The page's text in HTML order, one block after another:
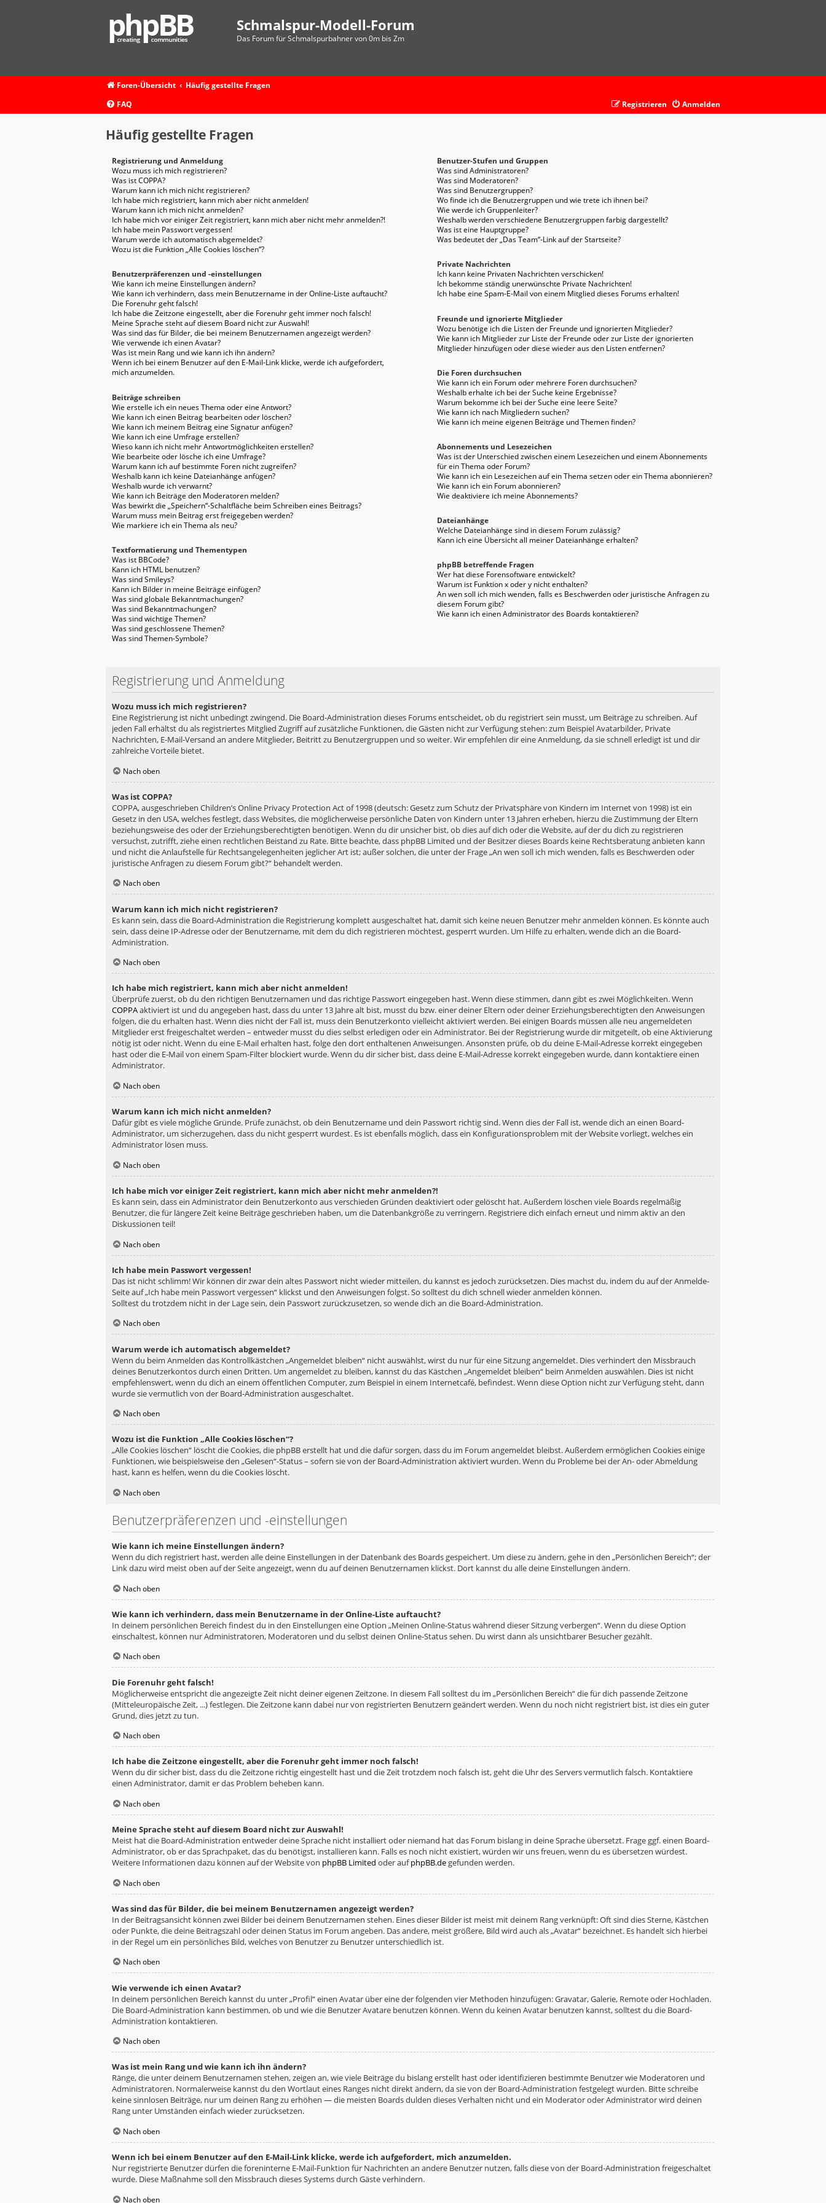
Schmalspur-Modell-Forum
Das Forum für Schmalspurbahner von 0m bis Zm
Foren-Übersicht
Häufig gestellte Fragen
FAQ
Anmelden
Registrieren
Häufig gestellte Fragen
Registrierung und Anmeldung
Wozu muss ich mich registrieren?
Was ist COPPA?
Warum kann ich mich nicht registrieren?
Ich habe mich registriert, kann mich aber nicht anmelden!
Warum kann ich mich nicht anmelden?
Ich habe mich vor einiger Zeit registriert, kann mich aber nicht mehr anmelden?!
Ich habe mein Passwort vergessen!
Warum werde ich automatisch abgemeldet?
Wozu ist die Funktion „Alle Cookies löschen“?
Benutzerpräferenzen und -einstellungen
Wie kann ich meine Einstellungen ändern?
Wie kann ich verhindern, dass mein Benutzername in der Online-Liste auftaucht?
Die Forenuhr geht falsch!
Ich habe die Zeitzone eingestellt, aber die Forenuhr geht immer noch falsch!
Meine Sprache steht auf diesem Board nicht zur Auswahl!
Was sind das für Bilder, die bei meinem Benutzernamen angezeigt werden?
Wie verwende ich einen Avatar?
Was ist mein Rang und wie kann ich ihn ändern?
Wenn ich bei einem Benutzer auf den E-Mail-Link klicke, werde ich aufgefordert,
mich anzumelden.
Beiträge schreiben
Wie erstelle ich ein neues Thema oder eine Antwort?
Wie kann ich einen Beitrag bearbeiten oder löschen?
Wie kann ich meinem Beitrag eine Signatur anfügen?
Wie kann ich eine Umfrage erstellen?
Wieso kann ich nicht mehr Antwortmöglichkeiten erstellen?
Wie bearbeite oder lösche ich eine Umfrage?
Warum kann ich auf bestimmte Foren nicht zugreifen?
Weshalb kann ich keine Dateianhänge anfügen?
Weshalb wurde ich verwarnt?
Wie kann ich Beiträge den Moderatoren melden?
Was bewirkt die „Speichern“-Schaltfläche beim Schreiben eines Beitrags?
Warum muss mein Beitrag erst freigegeben werden?
Wie markiere ich ein Thema als neu?
Textformatierung und Thementypen
Was ist BBCode?
Kann ich HTML benutzen?
Was sind Smileys?
Kann ich Bilder in meine Beiträge einfügen?
Was sind globale Bekanntmachungen?
Was sind Bekanntmachungen?
Was sind wichtige Themen?
Was sind geschlossene Themen?
Was sind Themen-Symbole?
Benutzer-Stufen und Gruppen
Was sind Administratoren?
Was sind Moderatoren?
Was sind Benutzergruppen?
Wo finde ich die Benutzergruppen und wie trete ich ihnen bei?
Wie werde ich Gruppenleiter?
Weshalb werden verschiedene Benutzergruppen farbig dargestellt?
Was ist eine Hauptgruppe?
Was bedeutet der „Das Team“-Link auf der Startseite?
Private Nachrichten
Ich kann keine Privaten Nachrichten verschicken!
Ich bekomme ständig unerwünschte Private Nachrichten!
Ich habe eine Spam-E-Mail von einem Mitglied dieses Forums erhalten!
Freunde und ignorierte Mitglieder
Wozu benötige ich die Listen der Freunde und ignorierten Mitglieder?
Wie kann ich Mitglieder zur Liste der Freunde oder zur Liste der ignorierten
Mitglieder hinzufügen oder diese wieder aus den Listen entfernen?
Die Foren durchsuchen
Wie kann ich ein Forum oder mehrere Foren durchsuchen?
Weshalb erhalte ich bei der Suche keine Ergebnisse?
Warum bekomme ich bei der Suche eine leere Seite?
Wie kann ich nach Mitgliedern suchen?
Wie kann ich meine eigenen Beiträge und Themen finden?
Abonnements und Lesezeichen
Was ist der Unterschied zwischen einem Lesezeichen und einem Abonnements
für ein Thema oder Forum?
Wie kann ich ein Lesezeichen auf ein Thema setzen oder ein Thema abonnieren?
Wie kann ich ein Forum abonnieren?
Wie deaktiviere ich meine Abonnements?
Dateianhänge
Welche Dateianhänge sind in diesem Forum zulässig?
Kann ich eine Übersicht all meiner Dateianhänge erhalten?
phpBB betreffende Fragen
Wer hat diese Forensoftware entwickelt?
Warum ist Funktion x oder y nicht enthalten?
An wen soll ich mich wenden, falls es Beschwerden oder juristische Anfragen zu
diesem Forum gibt?
Wie kann ich einen Administrator des Boards kontaktieren?
Registrierung und Anmeldung
Wozu muss ich mich registrieren?
Eine Registrierung ist nicht unbedingt zwingend. Die Board-Administration dieses Forums entscheidet, ob du registriert sein musst, um Beiträge zu schreiben. Auf
jeden Fall erhältst du als registriertes Mitglied Zugriff auf zusätzliche Funktionen, die Gästen nicht zur Verfügung stehen: zum Beispiel Avatarbilder, Private
Nachrichten, E-Mail-Versand an andere Mitglieder, Beitritt zu Benutzergruppen und so weiter. Wir empfehlen dir eine Anmeldung, da sie schnell erledigt ist und dir
zahlreiche Vorteile bietet.
Nach oben
Was ist COPPA?
COPPA, ausgeschrieben Children’s Online Privacy Protection Act of 1998 (deutsch: Gesetz zum Schutz der Privatsphäre von Kindern im Internet von 1998) ist ein
Gesetz in den USA, welches festlegt, dass Websites, die möglicherweise persönliche Daten von Kindern unter 13 Jahren erheben, hierzu die Zustimmung der Eltern
beziehungsweise des oder der Erziehungsberechtigten benötigen. Wenn du dir unsicher bist, ob dies auf dich oder die Website, auf der du dich zu registrieren
versuchst, zutrifft, ziehe einen rechtlichen Beistand zu Rate. Bitte beachte, dass phpBB Limited und der Besitzer dieses Boards keine Rechtsberatung anbieten kann
und nicht die Anlaufstelle für Rechtsangelegenheiten jeglicher Art ist; außer solchen, die unter der Frage „An wen soll ich mich wenden, falls es Beschwerden oder
juristische Anfragen zu diesem Forum gibt?“ behandelt werden.
Nach oben
Warum kann ich mich nicht registrieren?
Es kann sein, dass die Board-Administration die Registrierung komplett ausgeschaltet hat, damit sich keine neuen Benutzer mehr anmelden können. Es könnte auch
sein, dass deine IP-Adresse oder der Benutzername, mit dem du dich registrieren möchtest, gesperrt wurden. Um Hilfe zu erhalten, wende dich an die Board-
Administration.
Nach oben
Ich habe mich registriert, kann mich aber nicht anmelden!
Überprüfe zuerst, ob du den richtigen Benutzernamen und das richtige Passwort eingegeben hast. Wenn diese stimmen, dann gibt es zwei Möglichkeiten. Wenn
COPPAaktiviert ist und du angegeben hast, dass du unter 13 Jahre alt bist, musst du bzw. einer deiner Eltern oder deiner Erziehungsberechtigten den Anweisungen
folgen, die du erhalten hast. Wenn dies nicht der Fall ist, muss dein Benutzerkonto vielleicht aktiviert werden. Bei einigen Boards müssen alle neu angemeldeten
Mitglieder erst freigeschaltet werden – entweder musst du dies selbst erledigen oder ein Administrator. Bei der Registrierung wurde dir mitgeteilt, ob eine Aktivierung
nötig ist oder nicht. Wenn du eine E-Mail erhalten hast, folge den dort enthaltenen Anweisungen. Ansonsten prüfe, ob du deine E-Mail-Adresse korrekt eingegeben
hast oder die E-Mail von einem Spam-Filter blockiert wurde. Wenn du dir sicher bist, dass deine E-Mail-Adresse korrekt eingegeben wurde, dann kontaktiere einen
Administrator.
Nach oben
Warum kann ich mich nicht anmelden?
Dafür gibt es viele mögliche Gründe. Prüfe zunächst, ob dein Benutzername und dein Passwort richtig sind. Wenn dies der Fall ist, wende dich an einen Board-
Administrator, um sicherzugehen, dass du nicht gesperrt wurdest. Es ist ebenfalls möglich, dass ein Konfigurationsproblem mit der Website vorliegt, welches ein
Administrator lösen muss.
Nach oben
Ich habe mich vor einiger Zeit registriert, kann mich aber nicht mehr anmelden?!
Es kann sein, dass ein Administrator dein Benutzerkonto aus verschieden Gründen deaktiviert oder gelöscht hat. Außerdem löschen viele Boards regelmäßig
Benutzer, die für längere Zeit keine Beiträge geschrieben haben, um die Datenbankgröße zu verringern. Registriere dich einfach erneut und nimm aktiv an den
Diskussionen teil!
Nach oben
Ich habe mein Passwort vergessen!
Das ist nicht schlimm! Wir können dir zwar dein altes Passwort nicht wieder mitteilen, du kannst es jedoch zurücksetzen. Dies machst du, indem du auf der Anmelde-
Seite auf „Ich habe mein Passwort vergessen“ klickst und den Anweisungen folgst. So solltest du dich schnell wieder anmelden können.
Solltest du trotzdem nicht in der Lage sein, dein Passwort zurückzusetzen, so wende dich an die Board-Administration.
Nach oben
Warum werde ich automatisch abgemeldet?
Wenn du beim Anmelden das Kontrollkästchen „Angemeldet bleiben“ nicht auswählst, wirst du nur für eine Sitzung angemeldet. Dies verhindert den Missbrauch
deines Benutzerkontos durch einen Dritten. Um angemeldet zu bleiben, kannst du das Kästchen „Angemeldet bleiben“ beim Anmelden auswählen. Dies ist nicht
empfehlenswert, wenn du dich an einem öffentlichen Computer, zum Beispiel in einem Internetcafé, befindest. Wenn diese Option nicht zur Verfügung steht, dann
wurde sie vermutlich von der Board-Administration ausgeschaltet.
Nach oben
Wozu ist die Funktion „Alle Cookies löschen“?
„Alle Cookies löschen“ löscht die Cookies, die phpBB erstellt hat und die dafür sorgen, dass du im Forum angemeldet bleibst. Außerdem ermöglichen Cookies einige
Funktionen, wie beispielsweise den „Gelesen“-Status – sofern sie von der Board-Administration aktiviert wurden. Wenn du Probleme bei der An- oder Abmeldung
hast, kann es helfen, wenn du die Cookies löscht.
Nach oben
Benutzerpräferenzen und -einstellungen
Wie kann ich meine Einstellungen ändern?
Wenn du dich registriert hast, werden alle deine Einstellungen in der Datenbank des Boards gespeichert. Um diese zu ändern, gehe in den „Persönlichen Bereich“; der
Link dazu wird meist oben auf der Seite angezeigt, wenn du auf deinen Benutzernamen klickst. Dort kannst du alle deine Einstellungen ändern.
Nach oben
Wie kann ich verhindern, dass mein Benutzername in der Online-Liste auftaucht?
In deinem persönlichen Bereich findest du in den Einstellungen eine Option „Meinen Online-Status während dieser Sitzung verbergen“. Wenn du diese Option
einschaltest, können nur Administratoren, Moderatoren und du selbst deinen Online-Status sehen. Du wirst dann als unsichtbarer Besucher gezählt.
Nach oben
Die Forenuhr geht falsch!
Möglicherweise entspricht die angezeigte Zeit nicht deiner eigenen Zeitzone. In diesem Fall solltest du im „Persönlichen Bereich“ die für dich passende Zeitzone
(Mitteleuropäische Zeit, ...) festlegen. Die Zeitzone kann dabei nur von registrierten Benutzern geändert werden. Wenn du noch nicht registriert bist, ist dies ein guter
Grund, dies jetzt zu tun.
Nach oben
Ich habe die Zeitzone eingestellt, aber die Forenuhr geht immer noch falsch!
Wenn du dir sicher bist, dass du die Zeitzone richtig eingestellt hast und die Zeit trotzdem noch falsch ist, geht die Uhr des Servers vermutlich falsch. Kontaktiere
einen Administrator, damit er das Problem beheben kann.
Nach oben
Meine Sprache steht auf diesem Board nicht zur Auswahl!
Meist hat die Board-Administration entweder deine Sprache nicht installiert oder niemand hat das Forum bislang in deine Sprache übersetzt. Frage ggf. einen Board-
Administrator, ob er das Sprachpaket, das du benötigst, installieren kann. Falls es noch nicht existiert, würden wir uns freuen, wenn du es übersetzen würdest.
Weitere Informationen dazu können auf der Website von phpBB Limited oder aufphpBB.degefunden werden.
Nach oben
Was sind das für Bilder, die bei meinem Benutzernamen angezeigt werden?
In der Beitragsansicht können zwei Bilder bei deinem Benutzernamen stehen. Eines dieser Bilder ist meist mit deinem Rang verknüpft: Oft sind dies Sterne, Kästchen
oder Punkte, die deine Beitragszahl oder deinen Status im Forum angeben. Das andere, meist größere, Bild wird auch als „Avatar“ bezeichnet. Es handelt sich hierbei
in der Regel um ein persönliches Bild, welches von Benutzer zu Benutzer unterschiedlich ist.
Nach oben
Wie verwende ich einen Avatar?
In deinem persönlichen Bereich kannst du unter „Profil“ einen Avatar über eine der folgenden vier Methoden hinzufügen: Gravatar, Galerie, Remote oder Hochladen.
Die Board-Administration kann bestimmen, ob und wie die Benutzer Avatare benutzen können. Wenn du keinen Avatar benutzen kannst, solltest du die Board-
Administration kontaktieren.
Nach oben
Was ist mein Rang und wie kann ich ihn ändern?
Ränge, die unter deinem Benutzernamen stehen, zeigen an, wie viele Beiträge du bislang erstellt hast oder identifizieren bestimmte Benutzer wie Moderatoren und
Administratoren. Normalerweise kannst du den Wortlaut eines Ranges nicht direkt ändern, da sie von der Board-Administration festgelegt wurden. Bitte schreibe
keine sinnlosen Beiträge, nur um deinen Rang zu erhöhen — die meisten Boards dulden dieses Verhalten nicht und ein Moderator oder Administrator wird deinen
Rang unter Umständen einfach wieder zurücksetzen.
Nach oben
Wenn ich bei einem Benutzer auf den E-Mail-Link klicke, werde ich aufgefordert, mich anzumelden.
Nur registrierte Benutzer dürfen die foreninterne E-Mail-Funktion für Nachrichten an andere Benutzer nutzen, falls diese von der Board-Administration freigeschaltet
wurde. Diese Maßnahme soll den Missbrauch dieses Systems durch Gäste verhindern.
Nach oben